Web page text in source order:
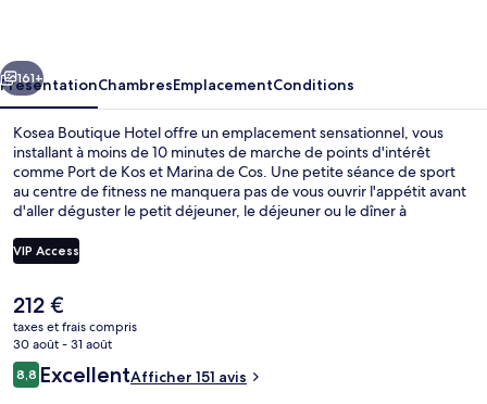
Suivant
161+
PrésentationChambresEmplacementConditions
Kosea Boutique Hotel offre un emplacement sensationnel, vous
installant à moins de 10 minutes de marche de points d'intérêt
comme Port de Kos et Marina de Cos. Une petite séance de sport
au centre de fitness ne manquera pas de vous ouvrir l'appétit avant
d'aller déguster le petit déjeuner, le déjeuner ou le dîner à
de plage, un bar en bord de piscine et une piscine pour enfants. Les
autres voyageurs adorent le personnel attentionné.
VIP Access
Le
prix
actuel
est
de
212 €
taxes et frais compris
30 août - 31 août
Avis
voyageurs
8,88,8 sur 10
ExcellentAfficher 151 avis